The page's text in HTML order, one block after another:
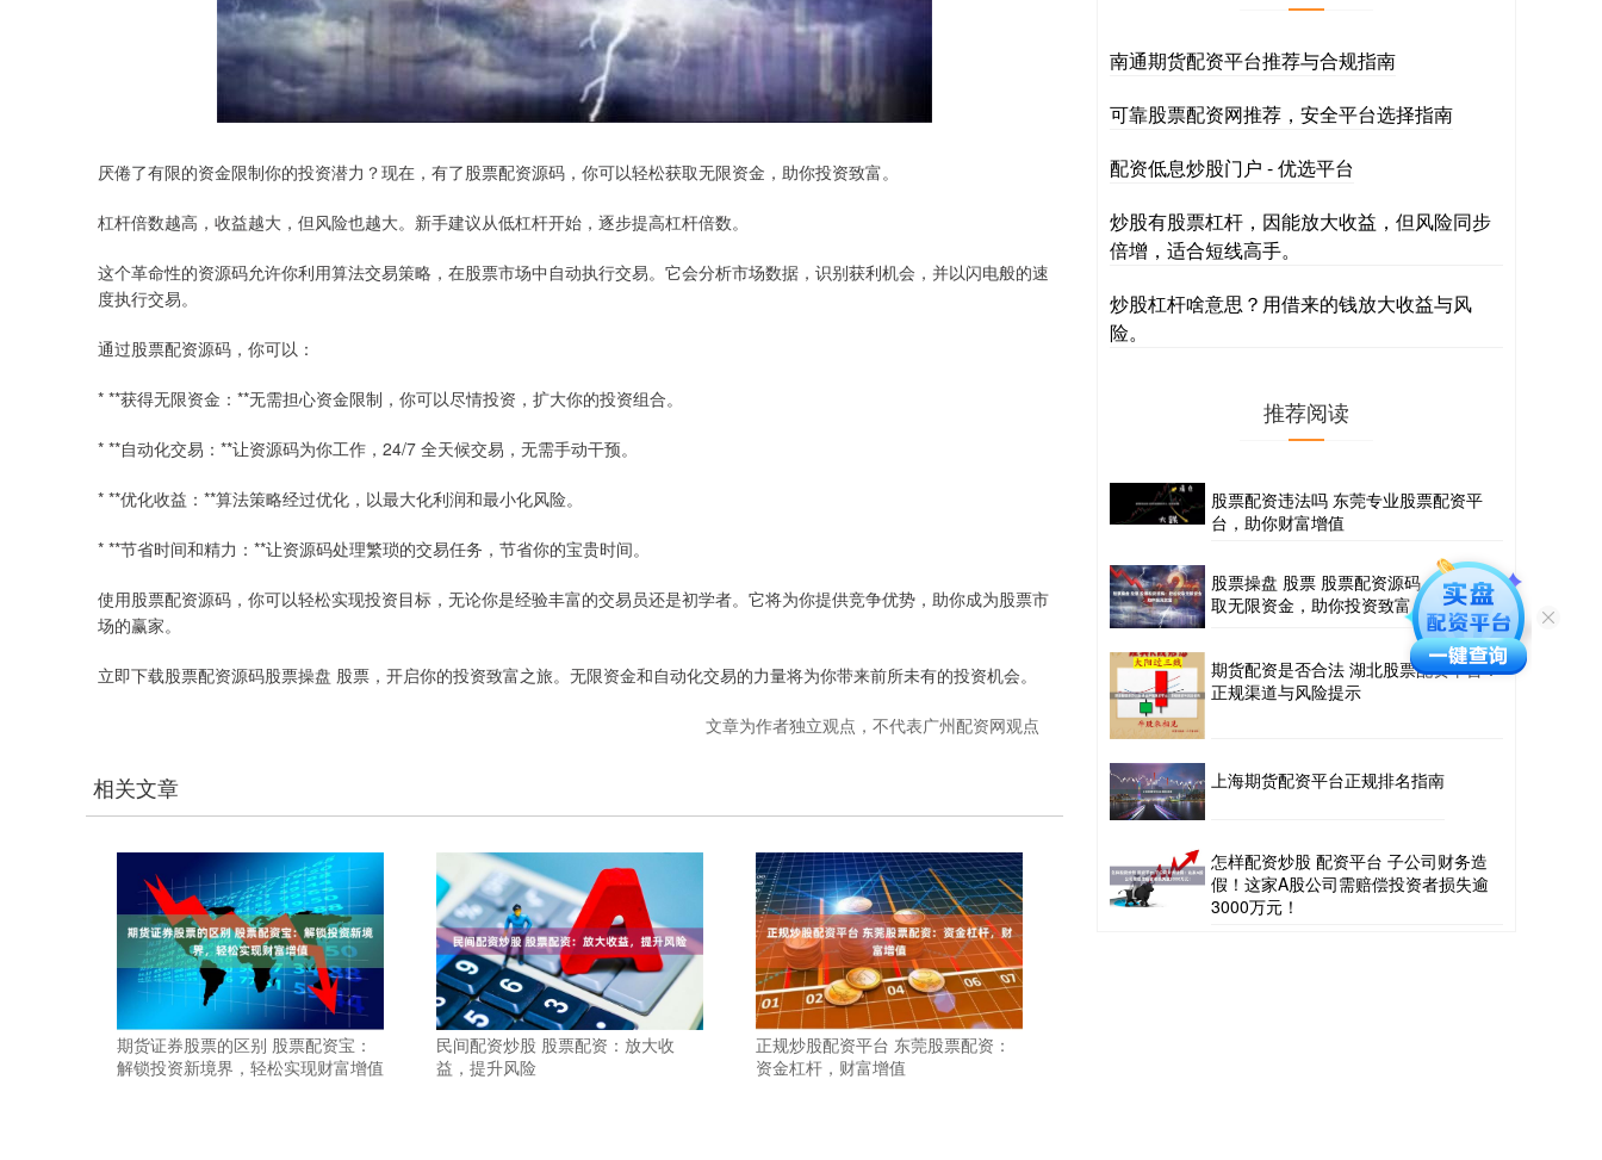
厌倦了有限的资金限制你的投资潜力？现在，有了股票配资源码，你可以轻松获取无限资金，助你投资致富。
杠杆倍数越高，收益越大，但风险也越大。新手建议从低杠杆开始，逐步提高杠杆倍数。
这个革命性的资源码允许你利用算法交易策略，在股票市场中自动执行交易。它会分析市场数据，识别获利机会，并以闪电般的速
度执行交易。
通过股票配资源码，你可以：
* **获得无限资金：**无需担心资金限制，你可以尽情投资，扩大你的投资组合。
* **自动化交易：**让资源码为你工作，24/7 全天候交易，无需手动干预。
* **优化收益：**算法策略经过优化，以最大化利润和最小化风险。
* **节省时间和精力：**让资源码处理繁琐的交易任务，节省你的宝贵时间。
使用股票配资源码，你可以轻松实现投资目标，无论你是经验丰富的交易员还是初学者。它将为你提供竞争优势，助你成为股票市
场的赢家。
立即下载股票配资源码股票操盘 股票，开启你的投资致富之旅。无限资金和自动化交易的力量将为你带来前所未有的投资机会。
文章为作者独立观点，不代表广州配资网观点
相关文章
期货证券股票的区别 股票配资宝：
解锁投资新境界，轻松实现财富增值
民间配资炒股 股票配资：放大收
益，提升风险
正规炒股配资平台 东莞股票配资：
资金杠杆，财富增值
南通期货配资平台推荐与合规指南
可靠股票配资网推荐，安全平台选择指南
配资低息炒股门户 - 优选平台
炒股有股票杠杆，因能放大收益，但风险同步
倍增，适合短线高手。
炒股杠杆啥意思？用借来的钱放大收益与风
险。
推荐阅读
股票配资违法吗 东莞专业股票配资平
台，助你财富增值
股票操盘 股票 股票配资源码：轻松获
取无限资金，助你投资致富
期货配资是否合法 湖北股票配资平台：
正规渠道与风险提示
上海期货配资平台正规排名指南
怎样配资炒股 配资平台 子公司财务造
假！这家A股公司需赔偿投资者损失逾
3000万元！